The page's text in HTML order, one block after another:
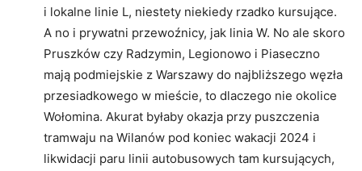
i lokalne linie L, niestety niekiedy rzadko kursujące.
A no i prywatni przewoźnicy, jak linia W. No ale skoro
Pruszków czy Radzymin, Legionowo i Piaseczno
mają podmiejskie z Warszawy do najbliższego węzła
przesiadkowego w mieście, to dlaczego nie okolice
Wołomina. Akurat byłaby okazja przy puszczenia
tramwaju na Wilanów pod koniec wakacji 2024 i
likwidacji paru linii autobusowych tam kursujących,